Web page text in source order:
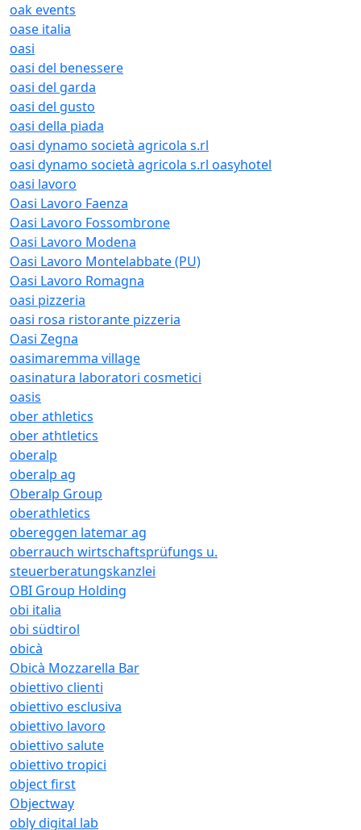
oak events
oase italia
oasi
oasi del benessere
oasi del garda
oasi del gusto
oasi della piada
oasi dynamo società agricola s.rl
oasi dynamo società agricola s.rl oasyhotel
oasi lavoro
Oasi Lavoro Faenza
Oasi Lavoro Fossombrone
Oasi Lavoro Modena
Oasi Lavoro Montelabbate (PU)
Oasi Lavoro Romagna
oasi pizzeria
oasi rosa ristorante pizzeria
Oasi Zegna
oasimaremma village
oasinatura laboratori cosmetici
oasis
ober athletics
ober athtletics
oberalp
oberalp ag
Oberalp Group
oberathletics
obereggen latemar ag
oberrauch wirtschaftsprüfungs u.
steuerberatungskanzlei
OBI Group Holding
obi italia
obi südtirol
obicà
Obicà Mozzarella Bar
obiettivo clienti
obiettivo esclusiva
obiettivo lavoro
obiettivo salute
obiettivo tropici
object first
Objectway
obly digital lab